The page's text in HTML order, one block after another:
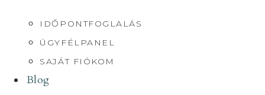
IDŐPONTFOGLALÁS
ÜGYFÉLPANEL
SAJÁT FIÓKOM
Blog